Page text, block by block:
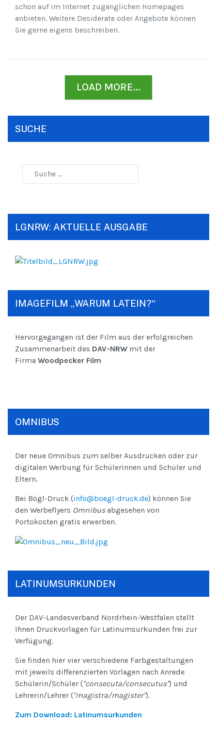
schon auf im Internet zugänglichen Homepages
anbieten. Weitere Desiderate oder Angebote können
Sie gerne eigens beschreiben.
LOAD MORE...
SUCHE
LGNRW: AKTUELLE AUSGABE
IMAGEFILM „WARUM LATEIN?“
Hervorgegangen ist der Film aus der erfolgreichen
Zusammenarbeit des DAV-NRW mit der
Firma Woodpecker Film
OMNIBUS
Der neue Omnibus zum selber Ausdrucken oder zur
digitalen Werbung für Schülerinnen und Schüler und
Eltern.
Bei Bögl-Druck (info@boegl-druck.de) können Sie
den Werbeflyers Omnibusabgesehen von
Portokosten gratis erwerben.
LATINUMSURKUNDEN
Der DAV-Landesverband Nordrhein-Westfalen stellt
Ihnen Druckvorlagen für Latinumsurkunden frei zur
Verfügung.
Sie finden hier vier verschiedene Farbgestaltungen
mit jeweils differenzierten Vorlagen nach Anrede
Schülerin/Schüler ("consecuta/consecutus") und
Lehrerin/Lehrer ("magistra/magister").
Zum Download: Latinumsurkunden